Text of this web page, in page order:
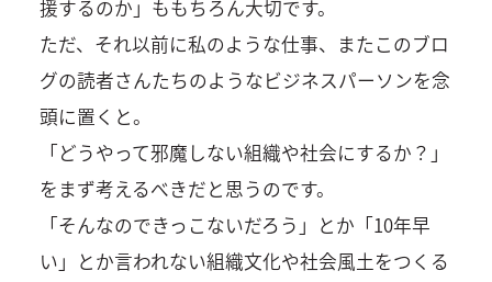
援するのか」ももちろん大切です。
ただ、それ以前に私のような仕事、またこのブロ
グの読者さんたちのようなビジネスパーソンを念
頭に置くと。
「どうやって邪魔しない組織や社会にするか？」
をまず考えるべきだと思うのです。
「そんなのできっこないだろう」とか「10年早
い」とか言われない組織文化や社会風土をつくる